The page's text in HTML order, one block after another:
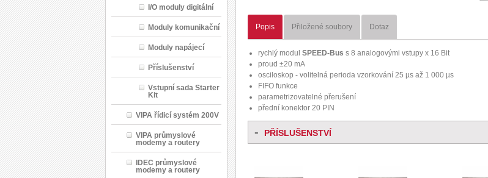
I/O moduly digitální
Moduly komunikační
Moduly napájecí
Příslušenství
Vstupní sada Starter
Kit
VIPA řídicí systém 200V
VIPA průmyslové
modemy a routery
IDEC průmyslové
modemy a routery
Popis Přiložené soubory Dotaz
rychlý modul SPEED-Bus s 8 analogovými vstupy x 16 Bit
proud ±20 mA
osciloskop - volitelná perioda vzorkování 25 µs až 1 000 µs
FIFO funkce
parametrizovatelné přerušení
přední konektor 20 PIN
- PŘÍSLUŠENSTVÍ